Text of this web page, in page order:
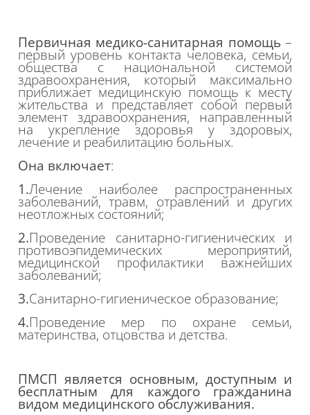
Первичная медико-санитарная помощь –
первый уровень контакта человека, семьи,
общества с национальной системой
здравоохранения, который максимально
приближает медицинскую помощь к месту
жительства и представляет собой первый
элемент здравоохранения, направленный
на укрепление здоровья у здоровых,
лечение и реабилитацию больных.
Она включает:
1.Лечение наиболее распространенных
заболеваний, травм, отравлений и других
неотложных состояний;
2.Проведение санитарно-гигиенических и
противоэпидемических мероприятий,
медицинской профилактики важнейших
заболеваний;
3.Санитарно-гигиеническое образование;
4.Проведение мер по охране семьи,
материнства, отцовства и детства.
ПМСП является основным, доступным и
бесплатным для каждого гражданина
видом медицинского обслуживания.